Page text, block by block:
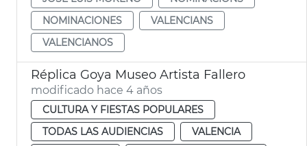
NOMINACIONES
VALENCIANS
VALENCIANOS
Réplica Goya Museo Artista Fallero
modificado hace 4 años
CULTURA Y FIESTAS POPULARES
TODAS LAS AUDIENCIAS
VALENCIA